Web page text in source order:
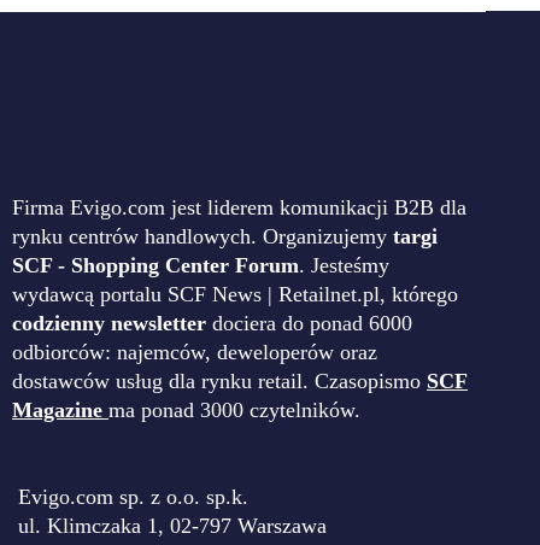
Firma Evigo.com jest liderem komunikacji B2B dla
rynku centrów handlowych. Organizujemy targi
SCF - Shopping Center Forum. Jesteśmy
wydawcą portalu SCF News | Retailnet.pl, którego
codzienny newsletter dociera do ponad 6000
odbiorców: najemców, deweloperów oraz
dostawców usług dla rynku retail. Czasopismo SCF
Magazine ma ponad 3000 czytelników.
Evigo.com sp. z o.o. sp.k.
ul. Klimczaka 1, 02-797 Warszawa